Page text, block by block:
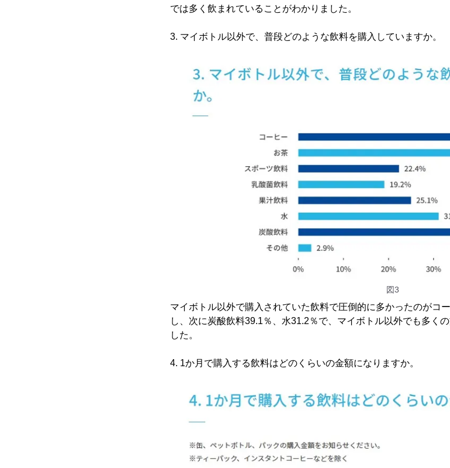
では多く飲まれていることがわかりました。
3. マイボトル以外で、普段どのような飲料を購入していますか。
図3
マイボトル以外で購入されていた飲料で圧倒的に多かったのがコ
し、次に炭酸飲料39.1％、水31.2％で、マイボトル以外でも多く
した。
4. 1か月で購入する飲料はどのくらいの金額になりますか。